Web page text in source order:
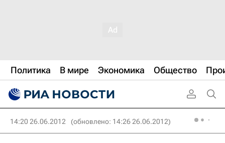
Политика В мире Экономика Общество
14:20 26.06.2012 (обновлено: 14:26 26.06.2012)